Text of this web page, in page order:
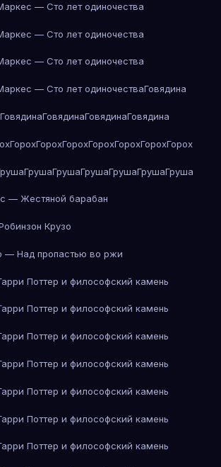
— Сто лет одиночества
— Сто лет одиночества
— Сто лет одиночества
— Сто лет одиночестваГовядина
ГовядинаГовядинаГовядинаГовядина
ГорохГорохГорохГорохГорохГорохГорох
ГрушаГрушаГрушаГрушаГрушаГруша
— Жестяной барабан
Крузо
Над пропастью во ржи
Поттер и философский камень
Поттер и философский камень
Поттер и философский камень
Поттер и философский камень
Поттер и философский камень
Поттер и философский камень
Поттер и философский камень